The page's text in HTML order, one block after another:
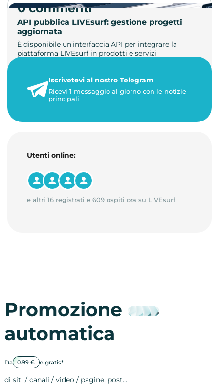
API pubblica LIVEsurf: gestione progetti
aggiornata
È disponibile un’interfaccia API per integrare la
piattaforma LIVEsurf in prodotti e servizi
23 maggio 2026
1 minuto di lettura
0 commenti
Iscrivetevi al nostro Telegram
Ricevi 1 messaggio al giorno con le notizie
principali
Utenti online:
e altri 16 registrati e 609 ospiti ora su LIVEsurf
Promozione
automatica
Da 0.99 € o gratis*
di siti / canali / video / pagine, post…